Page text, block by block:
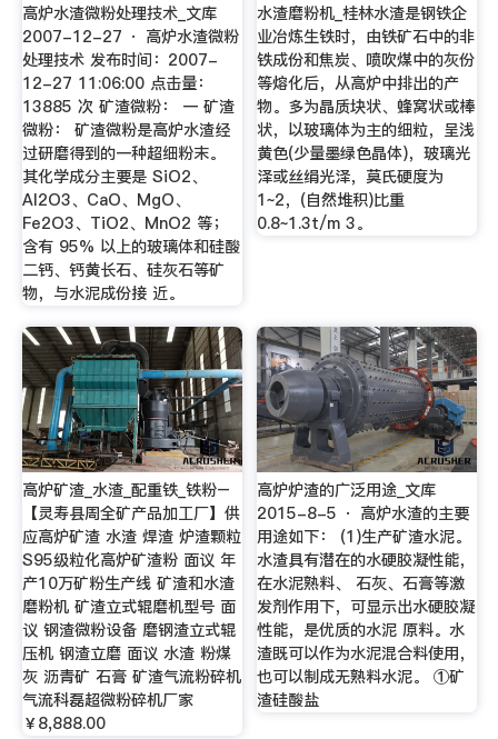
高炉水渣微粉处理技术_文库
2007-12-27 · 高炉水渣微粉
处理技术 发布时间：2007-
12-27 11:06:00 点击量：
13885 次 矿渣微粉： 一 矿渣
微粉： 矿渣微粉是高炉水渣经
过研磨得到的一种超细粉末。
其化学成分主要是 SiO2、
Al2O3、CaO、MgO、
Fe2O3、TiO2、MnO2 等；
含有 95% 以上的玻璃体和硅酸
二钙、钙黄长石、硅灰石等矿
物，与水泥成份接 近。
水渣磨粉机_桂林水渣是钢铁企
业冶炼生铁时，由铁矿石中的非
铁成份和焦炭、喷吹煤中的灰份
等熔化后，从高炉中排出的产
物。多为晶质块状、蜂窝状或棒
状，以玻璃体为主的细粒，呈浅
黄色(少量墨绿色晶体)，玻璃光
泽或丝绢光泽，莫氏硬度为
1~2，(自然堆积)比重
0.8~1.3t/m 3。
高炉矿渣_水渣_配重铁_铁粉–
【灵寿县周全矿产品加工厂】供
应高炉矿渣 水渣 焊渣 炉渣颗粒
S95级粒化高炉矿渣粉 面议 年
产10万矿粉生产线 矿渣和水渣
磨粉机 矿渣立式辊磨机型号 面
议 钢渣微粉设备 磨钢渣立式辊
压机 钢渣立磨 面议 水渣 粉煤
灰 沥青矿 石膏 矿渣气流粉碎机
气流科磊超微粉碎机厂家
￥8,888.00
高炉炉渣的广泛用途_文库
2015-8-5 · 高炉水渣的主要
用途如下： (1)生产矿渣水泥。
水渣具有潜在的水硬胶凝性能，
在水泥熟料、 石灰、石膏等激
发剂作用下，可显示出水硬胶凝
性能，是优质的水泥 原料。水
渣既可以作为水泥混合料使用，
也可以制成无熟料水泥。 ①矿
渣硅酸盐